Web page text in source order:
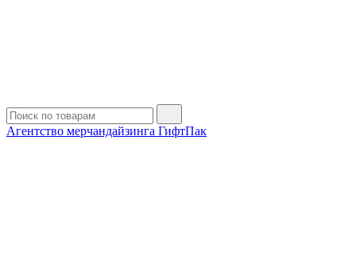
Агентство мерчандайзинга ГифтПак